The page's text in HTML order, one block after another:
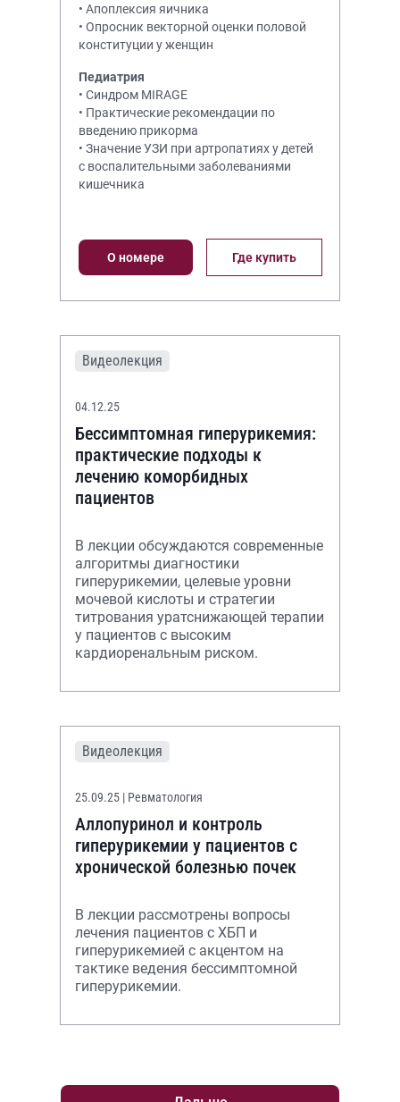
• Апоплексия яичника
• Опросник векторной оценки половой
конституции у женщин
Педиатрия
• Синдром MIRAGE
• Практические рекомендации по
введению прикорма
• Значение УЗИ при артропатиях у детей
с воспалительными заболеваниями
кишечника
О номере Где купить
Видеолекция
04.12.25
Бессимптомная гиперурикемия:
практические подходы к
лечению коморбидных
пациентов
В лекции обсуждаются современные
алгоритмы диагностики
гиперурикемии, целевые уровни
мочевой кислоты и стратегии
титрования уратснижающей терапии
у пациентов с высоким
кардиоренальным риском.
Видеолекция
25.09.25 | Ревматология
Аллопуринол и контроль
гиперурикемии у пациентов с
хронической болезнью почек
В лекции рассмотрены вопросы
лечения пациентов с ХБП и
гиперурикемией с акцентом на
тактике ведения бессимптомной
гиперурикемии.